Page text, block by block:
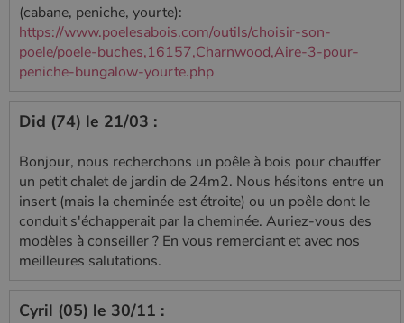
(cabane, peniche, yourte):
https://www.poelesabois.com/outils/choisir-son-
poele/poele-buches,16157,Charnwood,Aire-3-pour-
peniche-bungalow-yourte.php
Did (74) le 21/03 :
Bonjour, nous recherchons un poêle à bois pour chauffer
un petit chalet de jardin de 24m2. Nous hésitons entre un
insert (mais la cheminée est étroite) ou un poêle dont le
conduit s'échapperait par la cheminée. Auriez-vous des
modèles à conseiller ? En vous remerciant et avec nos
meilleures salutations.
Cyril (05) le 30/11 :